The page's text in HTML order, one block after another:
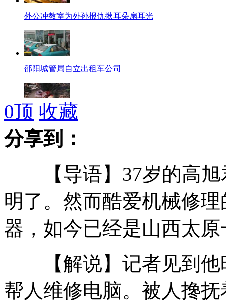
外公冲教室为外孙报仇揪耳朵扇耳光
邵阳城管局自立出租车公司
餐馆偷卖猴肉 记者亲见猕猴喋血山林
90后女生带偏瘫母亲上大学
罗阳去世前与妻子通话 称欣慰
0顶 收藏
分享到：
【导语】37岁的高旭
明了。然而酷爱机械修
器，如今已经是山西太
【解说】记者见到他
帮人维修电脑。被人搀